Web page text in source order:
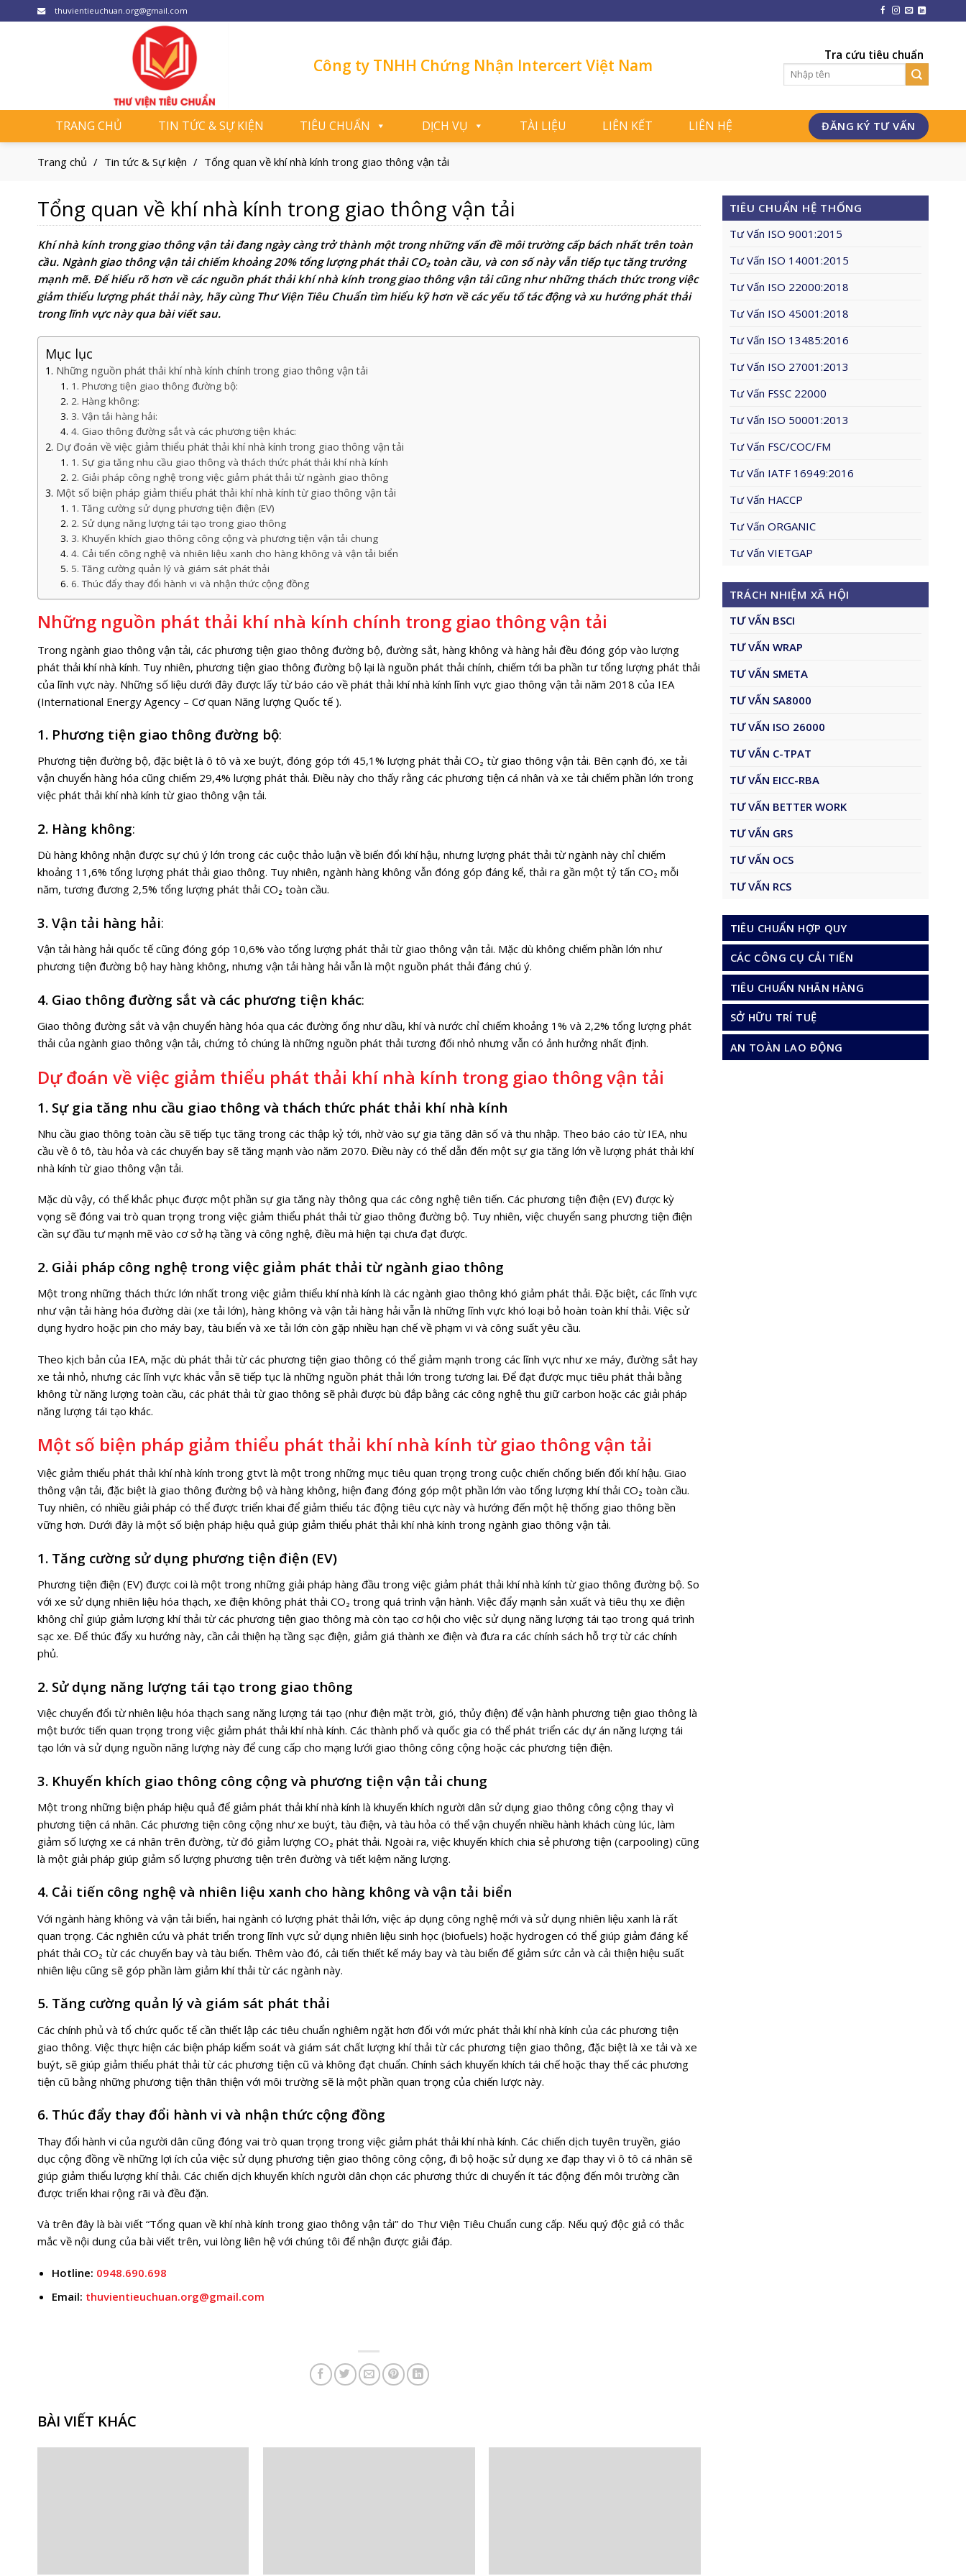
to
thuvientieuchuan.org@gmail.com
Công ty TNHH Chứng Nhận Intercert Việt Nam
Tra cứu tiêu chuẩn
TRANG CHỦ TIN TỨC & SỰ KIỆN TIÊU CHUẨN DỊCH VỤ TÀI LIỆU LIÊN KẾT LIÊN HỆ ĐĂNG KÝ TƯ VẤN
Trang chủ / Tin tức & Sự kiện / Tổng quan về khí nhà kính trong giao thông vận tải
Tổng quan về khí nhà kính trong giao thông vận tải
Khí nhà kính trong giao thông vận tải đang ngày càng trở thành một trong những vấn đề môi trường cấp bách nhất trên toàn
cầu. Ngành giao thông vận tải chiếm khoảng 20% tổng lượng phát thải CO₂ toàn cầu, và con số này vẫn tiếp tục tăng trưởng
mạnh mẽ. Để hiểu rõ hơn về các nguồn phát thải khí nhà kính trong giao thông vận tải cũng như những thách thức trong việc
giảm thiểu lượng phát thải này, hãy cùng Thư Viện Tiêu Chuẩn tìm hiểu kỹ hơn về các yếu tố tác động và xu hướng phát thải
trong lĩnh vực này qua bài viết sau.
Mục lục
Những nguồn phát thải khí nhà kính chính trong giao thông vận tải
1. Phương tiện giao thông đường bộ:
2. Hàng không:
3. Vận tải hàng hải:
4. Giao thông đường sắt và các phương tiện khác:
Dự đoán về việc giảm thiểu phát thải khí nhà kính trong giao thông vận tải
1. Sự gia tăng nhu cầu giao thông và thách thức phát thải khí nhà kính
2. Giải pháp công nghệ trong việc giảm phát thải từ ngành giao thông
Một số biện pháp giảm thiểu phát thải khí nhà kính từ giao thông vận tải
1. Tăng cường sử dụng phương tiện điện (EV)
2. Sử dụng năng lượng tái tạo trong giao thông
3. Khuyến khích giao thông công cộng và phương tiện vận tải chung
4. Cải tiến công nghệ và nhiên liệu xanh cho hàng không và vận tải biển
5. Tăng cường quản lý và giám sát phát thải
6. Thúc đẩy thay đổi hành vi và nhận thức cộng đồng
Những nguồn phát thải khí nhà kính chính trong giao thông vận tải
Trong ngành giao thông vận tải, các phương tiện giao thông đường bộ, đường sắt, hàng không và hàng hải đều đóng góp vào lượng
phát thải khí nhà kính. Tuy nhiên, phương tiện giao thông đường bộ lại là nguồn phát thải chính, chiếm tới ba phần tư tổng lượng phát thải
của lĩnh vực này. Những số liệu dưới đây được lấy từ báo cáo về phát thải khí nhà kính lĩnh vực giao thông vận tải năm 2018 của IEA
(International Energy Agency – Cơ quan Năng lượng Quốc tế ).
1. Phương tiện giao thông đường bộ:
Phương tiện đường bộ, đặc biệt là ô tô và xe buýt, đóng góp tới 45,1% lượng phát thải CO₂ từ giao thông vận tải. Bên cạnh đó, xe tải
vận chuyển hàng hóa cũng chiếm 29,4% lượng phát thải. Điều này cho thấy rằng các phương tiện cá nhân và xe tải chiếm phần lớn trong
việc phát thải khí nhà kính từ giao thông vận tải.
2. Hàng không:
Dù hàng không nhận được sự chú ý lớn trong các cuộc thảo luận về biến đổi khí hậu, nhưng lượng phát thải từ ngành này chỉ chiếm
khoảng 11,6% tổng lượng phát thải giao thông. Tuy nhiên, ngành hàng không vẫn đóng góp đáng kể, thải ra gần một tỷ tấn CO₂ mỗi
năm, tương đương 2,5% tổng lượng phát thải CO₂ toàn cầu.
3. Vận tải hàng hải:
Vận tải hàng hải quốc tế cũng đóng góp 10,6% vào tổng lượng phát thải từ giao thông vận tải. Mặc dù không chiếm phần lớn như
phương tiện đường bộ hay hàng không, nhưng vận tải hàng hải vẫn là một nguồn phát thải đáng chú ý.
4. Giao thông đường sắt và các phương tiện khác:
Giao thông đường sắt và vận chuyển hàng hóa qua các đường ống như dầu, khí và nước chỉ chiếm khoảng 1% và 2,2% tổng lượng phát
thải của ngành giao thông vận tải, chứng tỏ chúng là những nguồn phát thải tương đối nhỏ nhưng vẫn có ảnh hưởng nhất định.
Dự đoán về việc giảm thiểu phát thải khí nhà kính trong giao thông vận tải
1. Sự gia tăng nhu cầu giao thông và thách thức phát thải khí nhà kính
Nhu cầu giao thông toàn cầu sẽ tiếp tục tăng trong các thập kỷ tới, nhờ vào sự gia tăng dân số và thu nhập. Theo báo cáo từ IEA, nhu
cầu về ô tô, tàu hỏa và các chuyến bay sẽ tăng mạnh vào năm 2070. Điều này có thể dẫn đến một sự gia tăng lớn về lượng phát thải khí
nhà kính từ giao thông vận tải.
Mặc dù vậy, có thể khắc phục được một phần sự gia tăng này thông qua các công nghệ tiên tiến. Các phương tiện điện (EV) được kỳ
vọng sẽ đóng vai trò quan trọng trong việc giảm thiểu phát thải từ giao thông đường bộ. Tuy nhiên, việc chuyển sang phương tiện điện
cần sự đầu tư mạnh mẽ vào cơ sở hạ tầng và công nghệ, điều mà hiện tại chưa đạt được.
2. Giải pháp công nghệ trong việc giảm phát thải từ ngành giao thông
Một trong những thách thức lớn nhất trong việc giảm thiểu khí nhà kính là các ngành giao thông khó giảm phát thải. Đặc biệt, các lĩnh vực
như vận tải hàng hóa đường dài (xe tải lớn), hàng không và vận tải hàng hải vẫn là những lĩnh vực khó loại bỏ hoàn toàn khí thải. Việc sử
dụng hydro hoặc pin cho máy bay, tàu biển và xe tải lớn còn gặp nhiều hạn chế về phạm vi và công suất yêu cầu.
Theo kịch bản của IEA, mặc dù phát thải từ các phương tiện giao thông có thể giảm mạnh trong các lĩnh vực như xe máy, đường sắt hay
xe tải nhỏ, nhưng các lĩnh vực khác vẫn sẽ tiếp tục là những nguồn phát thải lớn trong tương lai. Để đạt được mục tiêu phát thải bằng
không từ năng lượng toàn cầu, các phát thải từ giao thông sẽ phải được bù đắp bằng các công nghệ thu giữ carbon hoặc các giải pháp
năng lượng tái tạo khác.
Một số biện pháp giảm thiểu phát thải khí nhà kính từ giao thông vận tải
Việc giảm thiểu phát thải khí nhà kính trong gtvt là một trong những mục tiêu quan trọng trong cuộc chiến chống biến đổi khí hậu. Giao
thông vận tải, đặc biệt là giao thông đường bộ và hàng không, hiện đang đóng góp một phần lớn vào tổng lượng khí thải CO₂ toàn cầu.
Tuy nhiên, có nhiều giải pháp có thể được triển khai để giảm thiểu tác động tiêu cực này và hướng đến một hệ thống giao thông bền
vững hơn. Dưới đây là một số biện pháp hiệu quả giúp giảm thiểu phát thải khí nhà kính trong ngành giao thông vận tải.
1. Tăng cường sử dụng phương tiện điện (EV)
Phương tiện điện (EV) được coi là một trong những giải pháp hàng đầu trong việc giảm phát thải khí nhà kính từ giao thông đường bộ. So
với xe sử dụng nhiên liệu hóa thạch, xe điện không phát thải CO₂ trong quá trình vận hành. Việc đẩy mạnh sản xuất và tiêu thụ xe điện
không chỉ giúp giảm lượng khí thải từ các phương tiện giao thông mà còn tạo cơ hội cho việc sử dụng năng lượng tái tạo trong quá trình
sạc xe. Để thúc đẩy xu hướng này, cần cải thiện hạ tầng sạc điện, giảm giá thành xe điện và đưa ra các chính sách hỗ trợ từ các chính
phủ.
2. Sử dụng năng lượng tái tạo trong giao thông
Việc chuyển đổi từ nhiên liệu hóa thạch sang năng lượng tái tạo (như điện mặt trời, gió, thủy điện) để vận hành phương tiện giao thông là
một bước tiến quan trọng trong việc giảm phát thải khí nhà kính. Các thành phố và quốc gia có thể phát triển các dự án năng lượng tái
tạo lớn và sử dụng nguồn năng lượng này để cung cấp cho mạng lưới giao thông công cộng hoặc các phương tiện điện.
3. Khuyến khích giao thông công cộng và phương tiện vận tải chung
Một trong những biện pháp hiệu quả để giảm phát thải khí nhà kính là khuyến khích người dân sử dụng giao thông công cộng thay vì
phương tiện cá nhân. Các phương tiện công cộng như xe buýt, tàu điện, và tàu hỏa có thể vận chuyển nhiều hành khách cùng lúc, làm
giảm số lượng xe cá nhân trên đường, từ đó giảm lượng CO₂ phát thải. Ngoài ra, việc khuyến khích chia sẻ phương tiện (carpooling) cũng
là một giải pháp giúp giảm số lượng phương tiện trên đường và tiết kiệm năng lượng.
4. Cải tiến công nghệ và nhiên liệu xanh cho hàng không và vận tải biển
Với ngành hàng không và vận tải biển, hai ngành có lượng phát thải lớn, việc áp dụng công nghệ mới và sử dụng nhiên liệu xanh là rất
quan trọng. Các nghiên cứu và phát triển trong lĩnh vực sử dụng nhiên liệu sinh học (biofuels) hoặc hydrogen có thể giúp giảm đáng kể
phát thải CO₂ từ các chuyến bay và tàu biển. Thêm vào đó, cải tiến thiết kế máy bay và tàu biển để giảm sức cản và cải thiện hiệu suất
nhiên liệu cũng sẽ góp phần làm giảm khí thải từ các ngành này.
5. Tăng cường quản lý và giám sát phát thải
Các chính phủ và tổ chức quốc tế cần thiết lập các tiêu chuẩn nghiêm ngặt hơn đối với mức phát thải khí nhà kính của các phương tiện
giao thông. Việc thực hiện các biện pháp kiểm soát và giám sát chất lượng khí thải từ các phương tiện giao thông, đặc biệt là xe tải và xe
buýt, sẽ giúp giảm thiểu phát thải từ các phương tiện cũ và không đạt chuẩn. Chính sách khuyến khích tái chế hoặc thay thế các phương
tiện cũ bằng những phương tiện thân thiện với môi trường sẽ là một phần quan trọng của chiến lược này.
6. Thúc đẩy thay đổi hành vi và nhận thức cộng đồng
Thay đổi hành vi của người dân cũng đóng vai trò quan trọng trong việc giảm phát thải khí nhà kính. Các chiến dịch tuyên truyền, giáo
dục cộng đồng về những lợi ích của việc sử dụng phương tiện giao thông công cộng, đi bộ hoặc sử dụng xe đạp thay vì ô tô cá nhân sẽ
giúp giảm thiểu lượng khí thải. Các chiến dịch khuyến khích người dân chọn các phương thức di chuyển ít tác động đến môi trường cần
được triển khai rộng rãi và đều đặn.
Và trên đây là bài viết “Tổng quan về khí nhà kính trong giao thông vận tải” do Thư Viện Tiêu Chuẩn cung cấp. Nếu quý độc giả có thắc
mắc về nội dung của bài viết trên, vui lòng liên hệ với chúng tôi để nhận được giải đáp.
Hotline: 0948.690.698
Email: thuvientieuchuan.org@gmail.com
BÀI VIẾT KHÁC
TIÊU CHUẨN HỆ THỐNG
Tư Vấn ISO 9001:2015
Tư Vấn ISO 14001:2015
Tư Vấn ISO 22000:2018
Tư Vấn ISO 45001:2018
Tư Vấn ISO 13485:2016
Tư Vấn ISO 27001:2013
Tư Vấn FSSC 22000
Tư Vấn ISO 50001:2013
Tư Vấn FSC/COC/FM
Tư Vấn IATF 16949:2016
Tư Vấn HACCP
Tư Vấn ORGANIC
Tư Vấn VIETGAP
TRÁCH NHIỆM XÃ HỘI
TƯ VẤN BSCI
TƯ VẤN WRAP
TƯ VẤN SMETA
TƯ VẤN SA8000
TƯ VẤN ISO 26000
TƯ VẤN C-TPAT
TƯ VẤN EICC-RBA
TƯ VẤN BETTER WORK
TƯ VẤN GRS
TƯ VẤN OCS
TƯ VẤN RCS
TIÊU CHUẨN HỢP QUY
CÁC CÔNG CỤ CẢI TIẾN
TIÊU CHUẨN NHÃN HÀNG
SỞ HỮU TRÍ TUỆ
AN TOÀN LAO ĐỘNG